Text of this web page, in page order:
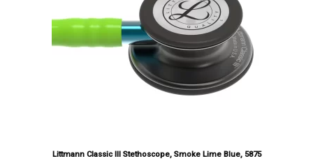
Littmann Classic III Stethoscope, Smoke Lime Blue, 5875